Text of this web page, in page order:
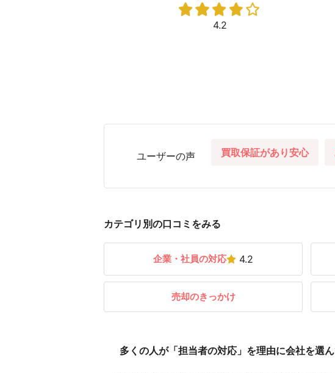
4.2
ユーザーの声 買取保証があり安心
カテゴリ別の口コミをみる
企業・社員の対応 4.2
売却のきっかけ
多くの人が「担当者の対応」を理由に会社を選ん